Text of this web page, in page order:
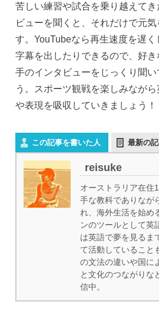
苦しい練習や試合を乗り越えて
ビューを聞くと、それだけで元
す。YouTubeなら再生速度を遅
字幕を出したりできるので、好
手のインタビューをじっくり聞い
う。スポーツ観戦を楽しみなが
や表現を吸収していきましょう！
この記事を書いた人 最新の
reisuke
オーストラリア在住
手な教科でありなが
れ、海外生活を始め
ンのツールとして英
は英語で夢を見るま
て活動していること
の文法の違いや国に
と文化のつながりな
信中。